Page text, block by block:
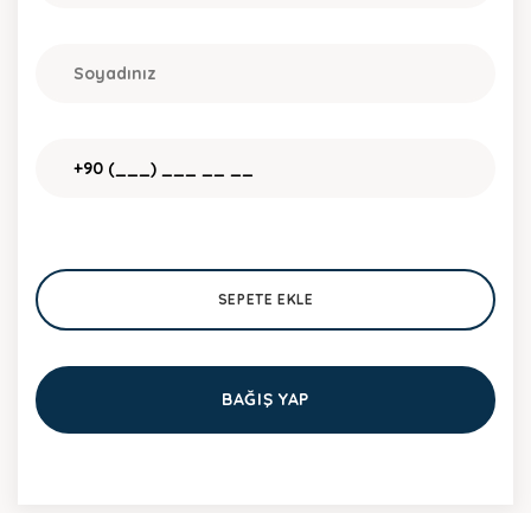
SEPETE EKLE
BAĞIŞ YAP